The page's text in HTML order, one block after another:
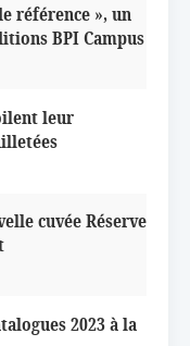
référence », un
BPI Campus
leur
cuvée Réserve
2023 à la